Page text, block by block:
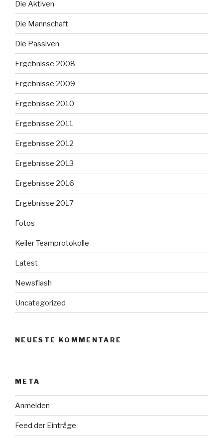
Die Aktiven
Die Mannschaft
Die Passiven
Ergebnisse 2008
Ergebnisse 2009
Ergebnisse 2010
Ergebnisse 2011
Ergebnisse 2012
Ergebnisse 2013
Ergebnisse 2016
Ergebnisse 2017
Fotos
Keiler Teamprotokolle
Latest
Newsflash
Uncategorized
NEUESTE KOMMENTARE
META
Anmelden
Feed der Einträge